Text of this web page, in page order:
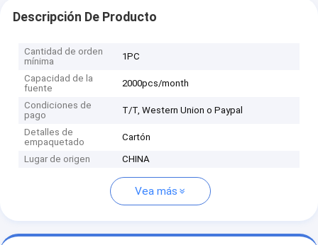
Descripción De Producto
Cantidad de orden
mínima
1PC
Capacidad de la
fuente
2000pcs/month
Condiciones de
pago
T/T, Western Union o Paypal
Detalles de
empaquetado
Cartón
Lugar de origen CHINA
Vea más